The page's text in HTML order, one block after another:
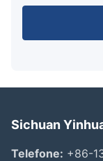
Sichuan
Telefone: +86-